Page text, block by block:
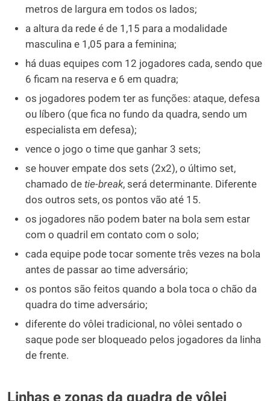
metros de largura em todos os lados;
a altura da rede é de 1,15 para a modalidade
masculina e 1,05 para a feminina;
há duas equipes com 12 jogadores cada, sendo que
6 ficam na reserva e 6 em quadra;
os jogadores podem ter as funções: ataque, defesa
ou líbero (que fica no fundo da quadra, sendo um
especialista em defesa);
vence o jogo o time que ganhar 3 sets;
se houver empate dos sets (2x2), o último set,
chamado de tie-break, será determinante. Diferente
dos outros sets, os pontos vão até 15.
os jogadores não podem bater na bola sem estar
com o quadril em contato com o solo;
cada equipe pode tocar somente três vezes na bola
antes de passar ao time adversário;
os pontos são feitos quando a bola toca o chão da
quadra do time adversário;
diferente do vôlei tradicional, no vôlei sentado o
saque pode ser bloqueado pelos jogadores da linha
de frente.
Linhas e zonas da quadra de vôlei